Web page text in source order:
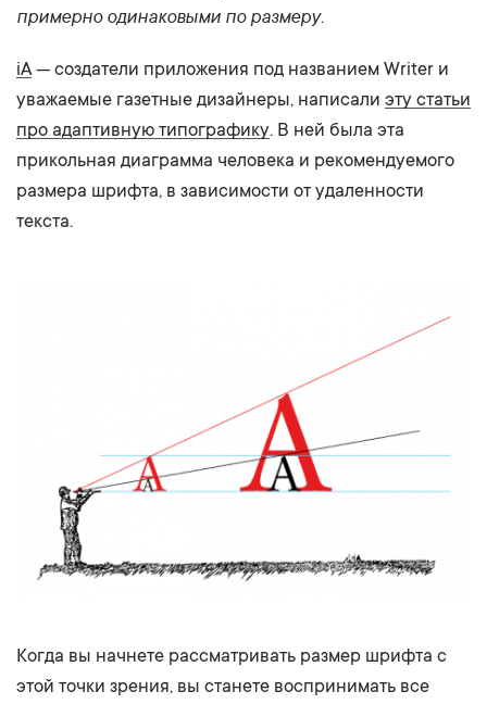
примерно одинаковыми по размеру.
iA— создатели приложения под названием Writer и
уважаемые газетные дизайнеры, написали эту статьи
про адаптивную типографику. В ней была эта
прикольная диаграмма человека и рекомендуемого
размера шрифта, в зависимости от удаленности
текста.
Когда вы начнете рассматривать размер шрифта с
этой точки зрения, вы станете воспринимать все